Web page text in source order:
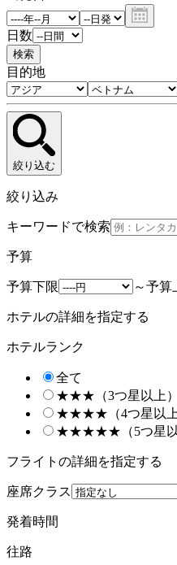
日数
検索
目的地
絞り込む
絞り込み
キーワードで検索
予算
予算下限 ～予算
ホテルの詳細を指定する
ホテルランク
全て
★★★（3つ星以上）
★★★★（4つ星以上
★★★★★（5つ星以
フライトの詳細を指定する
座席クラス
発着時間
往路